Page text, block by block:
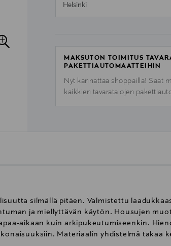
Helsinki
MAKSUTON TOIMITUS
PAKETTIAUTOMAATTEIHIN
Nyt kannattaa shoppailla! Saat
kaikkien tavaratalojen
silmällä pitäen. Valmistettu
ja miellyttävän käytön. Housujen
aikaan kuin arkipukeutumiseenkin.
Materiaalin yhdistelmä takaa